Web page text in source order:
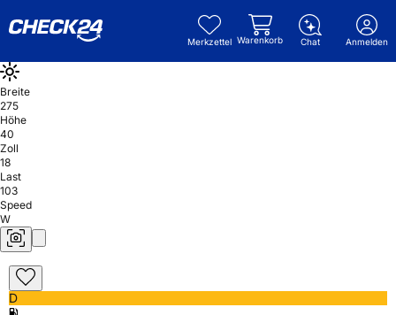
Merkzettel Warenkorb Chat Anmelden
Breite
275
Höhe
40
Zoll
18
Last
103
Speed
W
D